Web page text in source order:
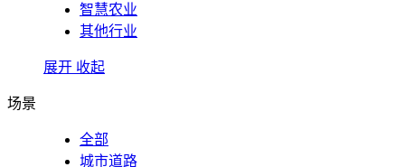
智慧农业
其他行业
展开 收起
场景
全部
城市道路